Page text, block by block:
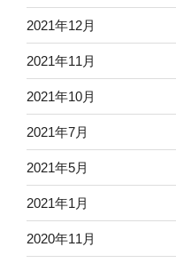
2021年12月
2021年11月
2021年10月
2021年7月
2021年5月
2021年1月
2020年11月